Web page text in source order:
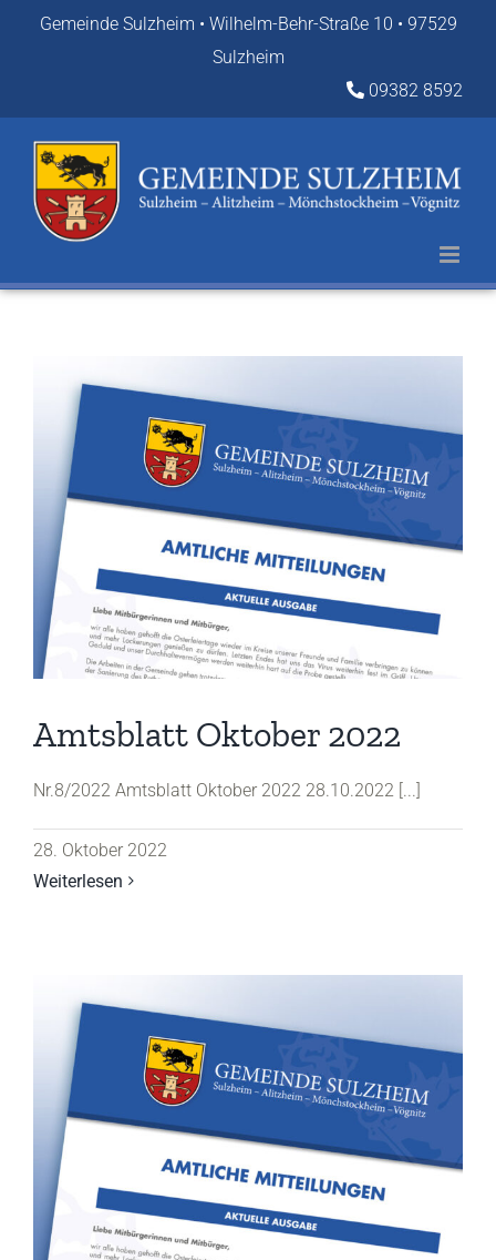
Gemeinde Sulzheim • Wilhelm-Behr-Straße 10 • 97529
Sulzheim
09382 8592
Amtsblatt Oktober 2022
Nr.8/2022 Amtsblatt Oktober 2022 28.10.2022 [...]
28. Oktober 2022
Weiterlesen